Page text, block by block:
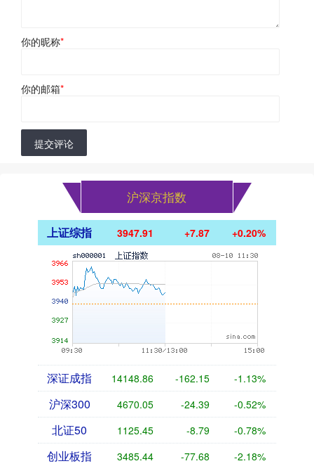
你的昵称*
你的邮箱*
提交评论
沪深京指数
上证综指 3947.91 +7.87 +0.20%
深证成指 14148.86 -162.15 -1.13%
沪深300 4670.05 -24.39 -0.52%
北证50 1125.45 -8.79 -0.78%
创业板指 3485.44 -77.68 -2.18%